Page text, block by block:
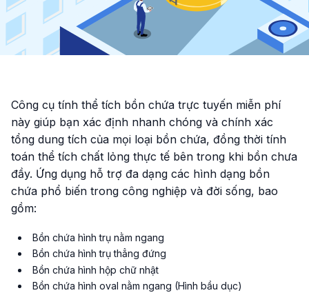
Công cụ tính thể tích bồn chứa trực tuyến miễn phí
này giúp bạn xác định nhanh chóng và chính xác
tổng dung tích của mọi loại bồn chứa, đồng thời tính
toán thể tích chất lỏng thực tế bên trong khi bồn chưa
đầy. Ứng dụng hỗ trợ đa dạng các hình dạng bồn
chứa phổ biến trong công nghiệp và đời sống, bao
gồm:
Bồn chứa hình trụ nằm ngang
Bồn chứa hình trụ thẳng đứng
Bồn chứa hình hộp chữ nhật
Bồn chứa hình oval nằm ngang (Hình bầu dục)